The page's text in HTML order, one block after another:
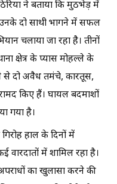
ने बताया कि मुठभेड़ में
उनके दो साथी भागने में सफल
चलाया जा रहा है। तीनों
क्षेत्र के प्यास मोहल्ले के
से दो अवैध तमंचे, कारतूस,
किए हैं। घायल बदमाशों
गया है।
हाल के दिनों में
में शामिल रहा है।
का खुलासा करने की